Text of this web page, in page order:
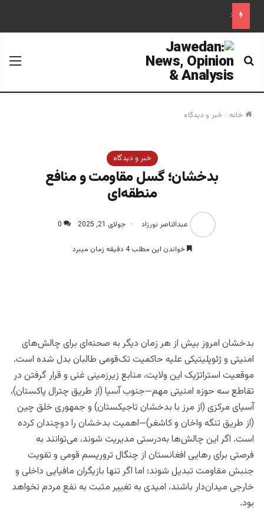
قرائت های تاریخی و فراتاریخی دینی؛ از بن بست تا پادزهر
جستجو برای
خانه /خبر و دیدگاه
خبر و دیدگاه
بدخشان؛ گسل مقاومت و منافع
منطقه‌ای
عبدالناصر نورزاد جولای 21, 2025 0
خواندن این مطلب 4 دقیقه زمان میبرد
بدخشان امروز بیش از هر زمان دیگر به صحنه‌ای برای چالش‌های
امنیتی و ژئوپلیتیکی علیه حاکمیت تک‌قومی طالبان بدل شده است.
موقعیت استراتژیک این ولایت، منابع زیرزمینی غنی و قرار گرفتن در
تقاطع سه حوزه امنیتی مهم—جنوب آسیا (از طریق چترال پاکستان)،
آسیای مرکزی (از مرز با بدخشان تاجیکستان) و جمهوری خلق چین
(از طریق تنگه واخان و کاشغر)—اهمیت بدخشان را دوچندان کرده
است. اگر این چالش‌ها به‌درستی مدیریت شوند، می‌توانند به
فرصتی برای رهایی افغانستان از چنگال تروریسم قومی و تقویت
جنبش مقاومت تبدیل شوند؛ اما اگر تنها بازیگران مافیایی داخلی و
خارجی میدان‌دار باشند، امیدی به تغییر مثبت به نفع مردم نخواهد
بود.